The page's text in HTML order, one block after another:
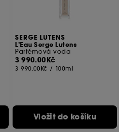
SERGE LUTENS
L'Eau Serge Lutens
Parfémová voda
3 990.00Kč
3 990.00Kč / 100ml
Vložit do košíku